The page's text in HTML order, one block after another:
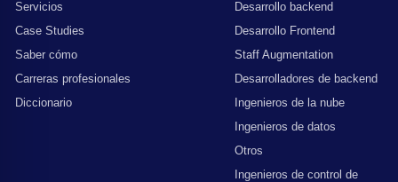
Servicios
Case Studies
Saber cómo
Carreras profesionales
Diccionario
Desarrollo backend
Desarrollo Frontend
Staff Augmentation
Desarrolladores de backend
Ingenieros de la nube
Ingenieros de datos
Otros
Ingenieros de control de